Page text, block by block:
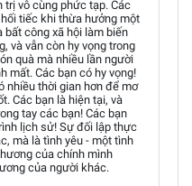
trị vô cùng phức tạp. Các
tiếc khi thừa hưởng một
bất công xã hội làm biến
và vẫn còn hy vọng trong
quà mà nhiều lần người
mất. Các bạn có hy vọng!
nhiều thời gian hơn để mơ
Các bạn là hiện tại, và
tay các bạn! Các bạn
lịch sử! Sự đối lập thực
mà là tình yêu - một tình
của chính mình
của người khác.